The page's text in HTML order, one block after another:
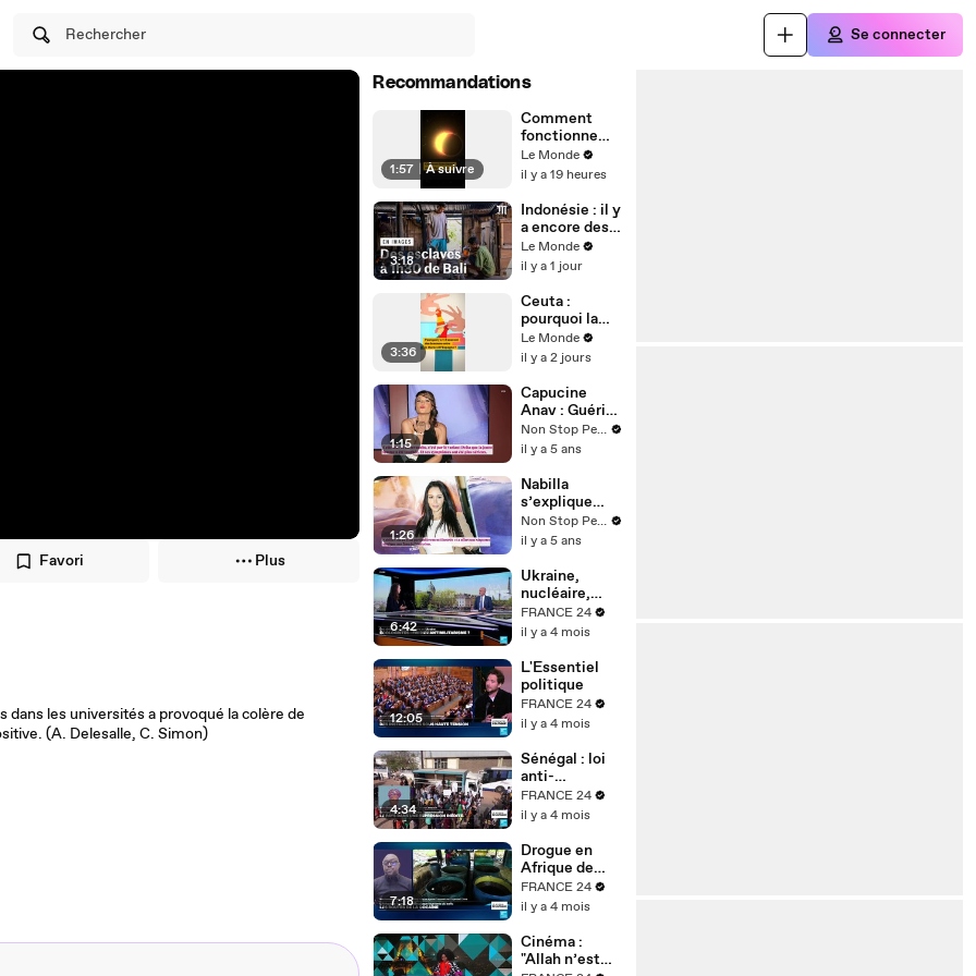
Rechercher Se connecter
Favori Plus
dans les universités a provoqué la colère de
(A. Delesalle, C. Simon)
Recommandations
1:57 À suivre
Comment
fonctionne
une éclipse
solaire ?
Le Monde
il y a 19 heures
3:18
Indonésie : il y
a encore des
esclaves sur
cette île à
Le Monde
il y a 1 jour
3:36
Ceuta :
pourquoi la
crise
migratoire
les relations
diplomatiques
entre le
Maroc et
l’Espagne ?
Le Monde
il y a 2 jours
1:15
Capucine
Anav : Guérie
du variant
Delta, elle
nouvelles
Non Stop People
il y a 5 ans
1:26
Nabilla
s’explique
après avoir
manqué de
Partout
Non Stop People
il y a 5 ans
6:42
Ukraine,
nucléaire,
réarmement :
où est passé
des
Écologistes ?
FRANCE 24
il y a 4 mois
12:05
L'Essentiel
politique
FRANCE 24
il y a 4 mois
4:34
Sénégal : loi
anti-
homosexualit
é durcie,
sur la justice ?
FRANCE 24
il y a 4 mois
7:18
Drogue en
Afrique de
l’Ouest :
pourquoi la
devenue un
hub mondial
FRANCE 24
il y a 4 mois
Cinéma :
"Allah n’est